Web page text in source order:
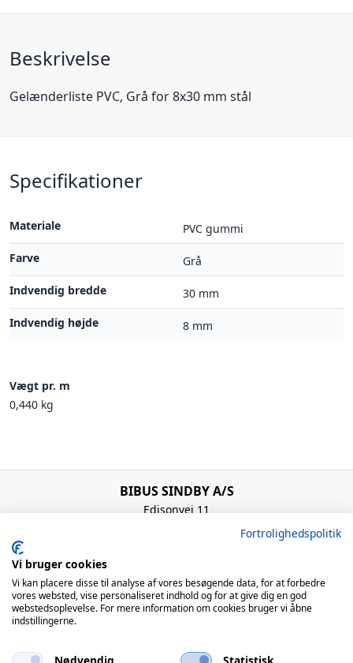
Beskrivelse
Gelænderliste PVC, Grå for 8x30 mm stål
Specifikationer
Materiale
PVC gummi
Farve
Grå
Indvendig bredde
30 mm
Indvendig højde
8 mm
Vægt pr. m
0,440 kg
BIBUS SINDBY A/S
Edisonvej 11
Åbningstider
Man – Tors: 8:00 – 16:00 / Fre: 8:00 – 15:00
Fortrolighedspolitik
Vi bruger cookies
Vi kan placere disse til analyse af vores besøgende data, for at forbedre
vores websted, vise personaliseret indhold og for at give dig en god
webstedsoplevelse. For mere information om cookies bruger vi åbne
indstillingerne.
Nødvendig Statistisk